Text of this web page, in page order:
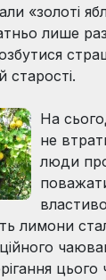
«золоті
лише
старості.
На
не
люди
лимони